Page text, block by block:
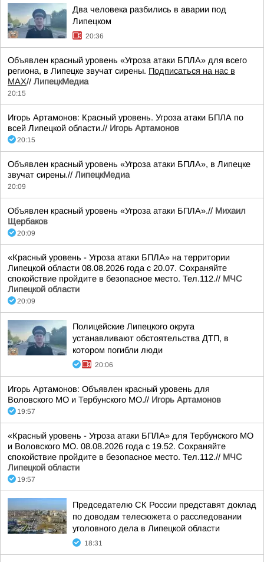
Два человека разбились в аварии под
Липецком
20:36
Объявлен красный уровень «Угроза атаки БПЛА» для всего
региона, в Липецке звучат сирены. Подписаться на нас в
МАХ// ЛипецкМедиа
20:15
Игорь Артамонов: Красный уровень. Угроза атаки БПЛА по
всей Липецкой области.// Игорь Артамонов
20:15
Объявлен красный уровень «Угроза атаки БПЛА», в Липецке
звучат сирены.// ЛипецкМедиа
20:09
Объявлен красный уровень «Угроза атаки БПЛА».// Михаил
Щербаков
20:09
«Красный уровень - Угроза атаки БПЛА» на территории
Липецкой области 08.08.2026 года с 20.07. Сохраняйте
спокойствие пройдите в безопасное место. Тел.112.// МЧС
Липецкой области
20:09
Полицейские Липецкого округа
устанавливают обстоятельства ДТП, в
котором погибли люди
20:06
Игорь Артамонов: Объявлен красный уровень для
Воловского МО и Тербунского МО.// Игорь Артамонов
19:57
«Красный уровень - Угроза атаки БПЛА» для Тербунского МО
и Воловского МО. 08.08.2026 года с 19.52. Сохраняйте
спокойствие пройдите в безопасное место. Тел.112.// МЧС
Липецкой области
19:57
Председателю СК России представят доклад
по доводам телесюжета о расследовании
уголовного дела в Липецкой области
18:31